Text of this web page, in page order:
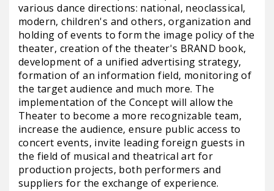
various dance directions: national, neoclassical,
modern, children's and others, organization and
holding of events to form the image policy of the
theater, creation of the theater's BRAND book,
development of a unified advertising strategy,
formation of an information field, monitoring of
the target audience and much more. The
implementation of the Concept will allow the
Theater to become a more recognizable team,
increase the audience, ensure public access to
concert events, invite leading foreign guests in
the field of musical and theatrical art for
production projects, both performers and
suppliers for the exchange of experience.